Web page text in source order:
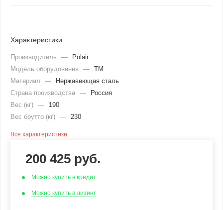
Характеристики
Производитель —
Polair
Модель оборудования
— TM
Материал
—
Нержавеющая сталь
Страна производства —
Россия
Вес (кг) —
190
Вес брутто (кг) — 230
Все характеристики
200 425 руб.
Можно купить в кредит
Можно купить в лизинг